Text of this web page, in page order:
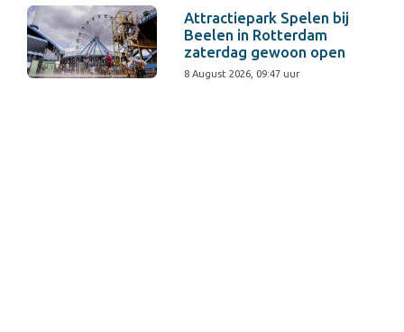
Attractiepark Spelen bij
Beelen in Rotterdam
zaterdag gewoon open
8 August 2026, 09:47 uur